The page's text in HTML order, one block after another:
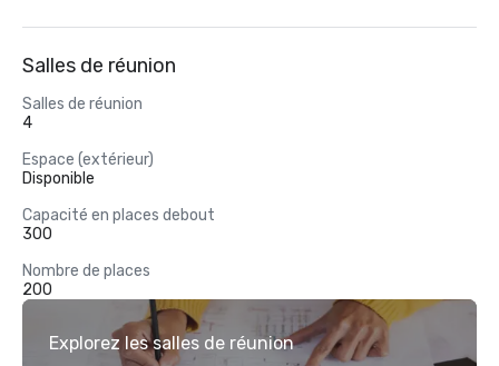
Salles de réunion
Salles de réunion
4
Espace (extérieur)
Disponible
Capacité en places debout
300
Nombre de places
200
Explorez les salles de réunion